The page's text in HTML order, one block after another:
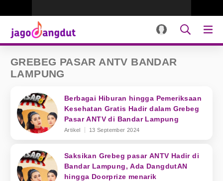
GREBEG PASAR ANTV BANDAR
LAMPUNG
Berbagai Hiburan hingga Pemeriksaan
Kesehatan Gratis Hadir dalam Grebeg
Pasar ANTV di Bandar Lampung
Artikel 13 September 2024
Saksikan Grebeg pasar ANTV Hadir di
Bandar Lampung, Ada DangdutAN
hingga Doorprize menarik